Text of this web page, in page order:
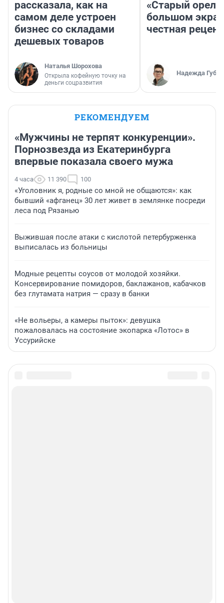
рассказала, как на
самом деле устроен
бизнес со складами
дешевых товаров
Наталья Шорохова
Открыла кофейную точку на
деньги соцразвития
«Старый орел»
большом
честная
Надежда
РЕКОМЕНДУЕМ
«Мужчины не терпят конкуренции».
Порнозвезда из Екатеринбурга
впервые показала своего мужа
4 часа 11 390 100
«Уголовник я, родные со мной не общаются»: как
бывший «афганец» 30 лет живет в землянке посреди
леса под Рязанью
Выжившая после атаки с кислотой петербурженка
выписалась из больницы
Модные рецепты соусов от молодой хозяйки.
Консервирование помидоров, баклажанов, кабачков
без глутамата натрия — сразу в банки
«Не вольеры, а камеры пыток»: девушка
пожаловалась на состояние экопарка «Лотос» в
Уссурийске